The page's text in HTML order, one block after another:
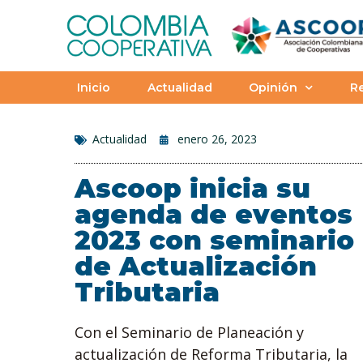
Inicio Actualidad Opinión
Actualidad enero 26, 2023
Ascoop inicia su
agenda de eventos
2023 con seminario
de Actualización
Tributaria
Con el Seminario de Planeación y
actualización de Reforma Tributaria, la